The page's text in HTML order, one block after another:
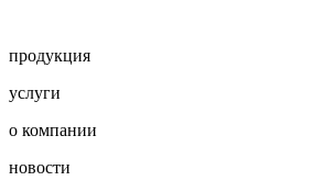
продукция
услуги
о компании
новости